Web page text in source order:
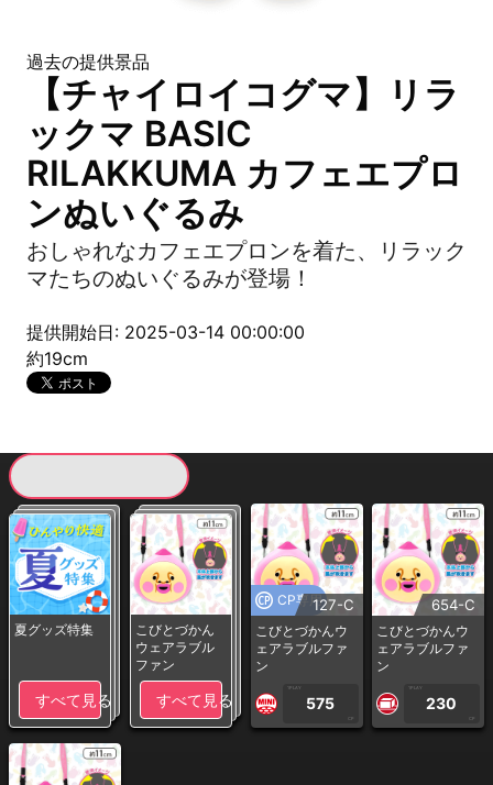
過去の提供景品
【チャイロイコグマ】リラ
ックマ BASIC
RILAKKUMA カフェエプロ
ンぬいぐるみ
おしゃれなカフェエプロンを着た、リラック
マたちのぬいぐるみが登場！
提供開始日: 2025-03-14 00:00:00
約19cm
夏グッズ特集
すべて見る
こびとづかん
ウェアラブル
ファン
すべて見る
CP専用127-C
こびとづかんウ
ェアラブルファ
ン
1PLAY
575
CP
654-C
こびとづかんウ
ェアラブルファ
ン
1PLAY
230
CP